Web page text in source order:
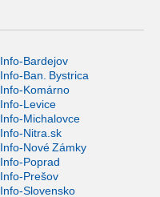
Info-Bardejov
Info-Ban. Bystrica
Info-Komárno
Info-Levice
Info-Michalovce
Info-Nitra.sk
Info-Nové Zámky
Info-Poprad
Info-Prešov
Info-Slovensko